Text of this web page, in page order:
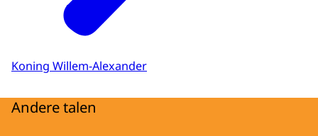
Koning Willem-Alexander
Andere talen